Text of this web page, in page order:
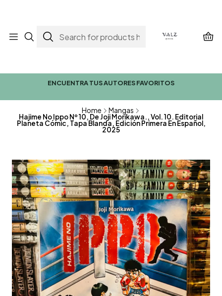
ENCUENTRA TUS AUTORES FAVORITOS
Home Mangas
Hajime No Ippo Nº 10, De Joji Morikawa., Vol. 10. Editorial
Planeta Cómic, Tapa Blanda, Edición Primera En Español,
2025